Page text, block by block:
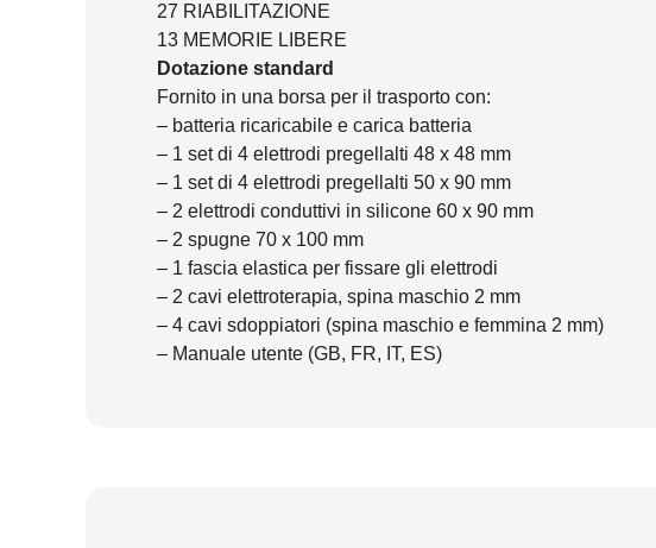
27 RIABILITAZIONE
13 MEMORIE LIBERE
Dotazione standard
Fornito in una borsa per il trasporto con:
– batteria ricaricabile e carica batteria
– 1 set di 4 elettrodi pregellalti 48 x 48 mm
– 1 set di 4 elettrodi pregellalti 50 x 90 mm
– 2 elettrodi conduttivi in silicone 60 x 90 mm
– 2 spugne 70 x 100 mm
– 1 fascia elastica per fissare gli elettrodi
– 2 cavi elettroterapia, spina maschio 2 mm
– 4 cavi sdoppiatori (spina maschio e femmina 2 mm)
– Manuale utente (GB, FR, IT, ES)